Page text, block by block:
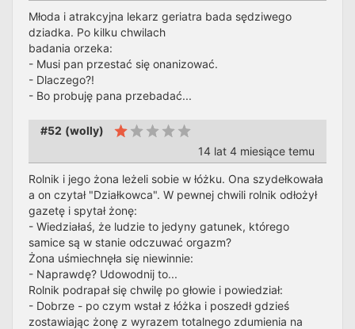
Młoda i atrakcyjna lekarz geriatra bada sędziwego
dziadka. Po kilku chwilach
badania orzeka:
- Musi pan przestać się onanizować.
- Dlaczego?!
- Bo probuję pana przebadać...
#52 (wolly)
14 lat 4 miesiące temu
Rolnik i jego żona leżeli sobie w łóżku. Ona szydełkowała
a on czytał "Działkowca". W pewnej chwili rolnik odłożył
gazetę i spytał żonę:
- Wiedziałaś, że ludzie to jedyny gatunek, którego
samice są w stanie odczuwać orgazm?
Żona uśmiechnęła się niewinnie:
- Naprawdę? Udowodnij to...
Rolnik podrapał się chwilę po głowie i powiedział:
- Dobrze - po czym wstał z łóżka i poszedł gdzieś
zostawiając żonę z wyrazem totalnego zdumienia na